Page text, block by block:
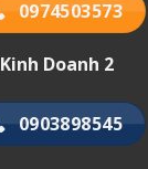
0974503573
Kinh Doanh 2
0903898545